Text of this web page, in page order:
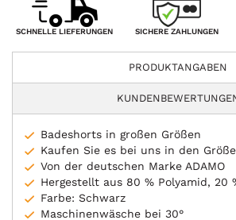
SCHNELLE LIEFERUNGEN SICHERE ZAHLUNGEN
PRODUKTANGABEN
Badeshorts in großen Größen
Kaufen Sie es bei uns in den
Von der deutschen Marke ADAMO
Hergestellt aus 80 % Polyamid, 20
Farbe: Schwarz
Maschinenwäsche bei 30°